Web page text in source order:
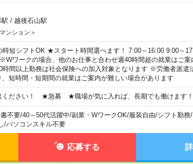
駅 / 越後石山駅
ンション＞
短シフトOK ★スタート時間選べます！ 7:00～16:00 9:00～
ワークの場合、他のお仕事と合わせ週40時間超の就業はご
時間以上勤務は社会保険への加入対象となります ※労働者派遣
、短時間・短期間の就業はご案内が難しい場合があります
ください！ ★急募 ★職場が気に入れば、長期でも働けます！
不要/40～50代活躍中/副業・WワークOK/服装自由/シフト勤務/
/パソコンスキル不要
応募する